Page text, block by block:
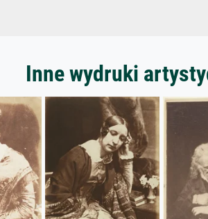
Inne wydruki